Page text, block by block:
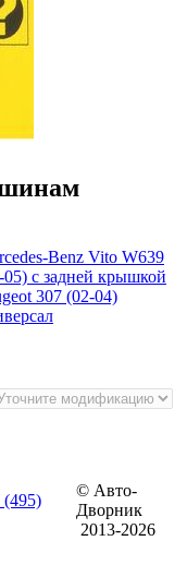
Benz Vito W639
05) с задней крышкой
307 (02-04)
(495)
© Авто-
Дворник
2013-2026